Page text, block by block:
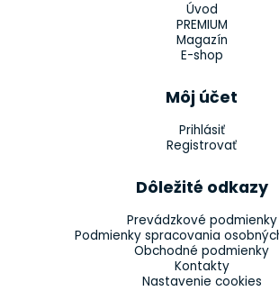
Úvod
PREMIUM
Magazín
E-shop
Môj účet
Prihlásiť
Registrovať
Dôležité odkazy
Prevádzkové podmienky
Podmienky spracovania
Obchodné podmienky
Kontakty
Nastavenie cookies